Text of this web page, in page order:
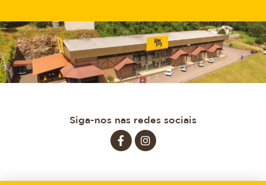
Siga-nos nas redes sociais